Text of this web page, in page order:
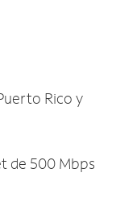
Rico y
de 500 Mbps